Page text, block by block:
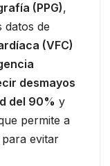
(PPG),
datos de
(VFC)
desmayos
del 90% y
permite a
para evitar